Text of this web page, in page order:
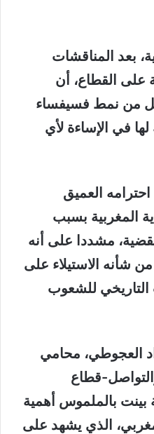
بعد المناقشات
على القطاع، أن
من نمط فسيفساء
لها في الإساءة لأي
العميق
المغربية بسبب
مشددا على أنه
الاستيلاء على
التاريخي للشعوب
العجوطي، محامي
قطاع
بينت بالملموس أهمية
الذي يشهد على